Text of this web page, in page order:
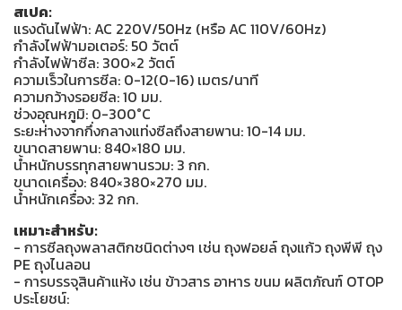
สเปค:
แรงดันไฟฟ้า: AC 220V/50Hz (หรือ AC 110V/60Hz)
กำลังไฟฟ้ามอเตอร์: 50 วัตต์
กำลังไฟฟ้าซีล: 300×2 วัตต์
ความเร็วในการซีล: 0-12(0-16) เมตร/นาที
ความกว้างรอยซีล: 10 มม.
ช่วงอุณหภูมิ: 0-300°C
ระยะห่างจากกึ่งกลางแท่งซีลถึงสายพาน: 10-14 มม.
ขนาดสายพาน: 840×180 มม.
น้ำหนักบรรทุกสายพานรวม: 3 กก.
ขนาดเครื่อง: 840×380×270 มม.
น้ำหนักเครื่อง: 32 กก.
เหมาะสำหรับ:
- การซีลถุงพลาสติกชนิดต่างๆ เช่น ถุงฟอยล์ ถุงแก้ว ถุงพีพี ถุง
PE ถุงไนลอน
- การบรรจุสินค้าแห้ง เช่น ข้าวสาร อาหาร ขนม ผลิตภัณฑ์ OTOP
ประโยชน์: